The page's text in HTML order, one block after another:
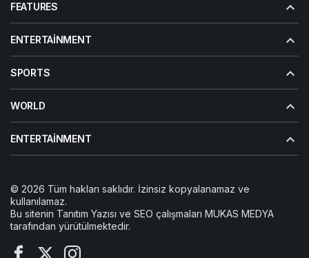
FEATURES
ENTERTAINMENT
SPORTS
WORLD
ENTERTAINMENT
© 2026 Tüm hakları saklıdır. İzinsiz kopyalanamaz ve
kullanılamaz.
Bu sitenin Tanıtım Yazısı ve SEO çalışmaları MUKAS MEDYA
tarafından yürütülmektedir.